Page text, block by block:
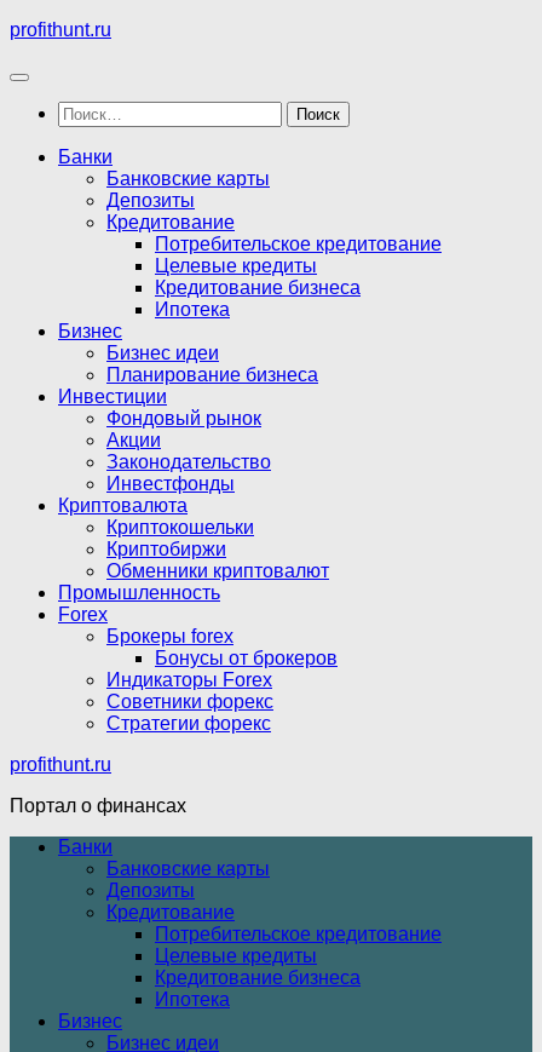
Перейти
содержимому
profithunt.ru
Найти:
Банки
Банковские карты
Депозиты
Кредитование
Потребительское кредитование
Целевые кредиты
Кредитование бизнеса
Ипотека
Бизнес
Бизнес идеи
Планирование бизнеса
Инвестиции
Фондовый рынок
Акции
Законодательство
Инвестфонды
Криптовалюта
Криптокошельки
Криптобиржи
Обменники криптовалют
Промышленность
Forex
Брокеры forex
Бонусы от брокеров
Индикаторы Forex
Советники форекс
Стратегии форекс
profithunt.ru
Портал о финансах
Банки
Банковские карты
Депозиты
Кредитование
Потребительское кредитование
Целевые кредиты
Кредитование бизнеса
Ипотека
Бизнес
Бизнес идеи